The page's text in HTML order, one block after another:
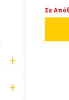
ίδιου
–
–
Σε
+
+